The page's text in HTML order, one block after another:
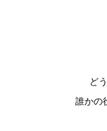
ど
誰かの